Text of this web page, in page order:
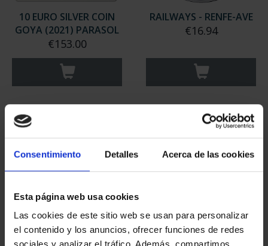
Consentimiento Detalles Acerca de las cookies
Esta página web usa cookies
Las cookies de este sitio web se usan para personalizar
el contenido y los anuncios, ofrecer funciones de redes
10 EURO SILVER COIN
GOYA (2021) PARASOL
€153.00
RAILWAYS - RENFE-AVE
€16.94
RAILWAYS - RENFE
RAILWAYS - ALBUM & 5